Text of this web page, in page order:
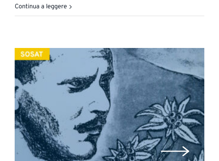
Continua a leggere